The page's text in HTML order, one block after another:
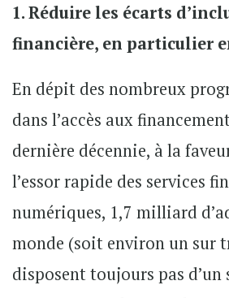
1. Réduire les écarts
financière, en particulier
En dépit des nombreux
dans l’accès aux
dernière décennie, à la
l’essor rapide des services
numériques, 1,7 milliard
monde (soit environ un sur
disposent toujours pas